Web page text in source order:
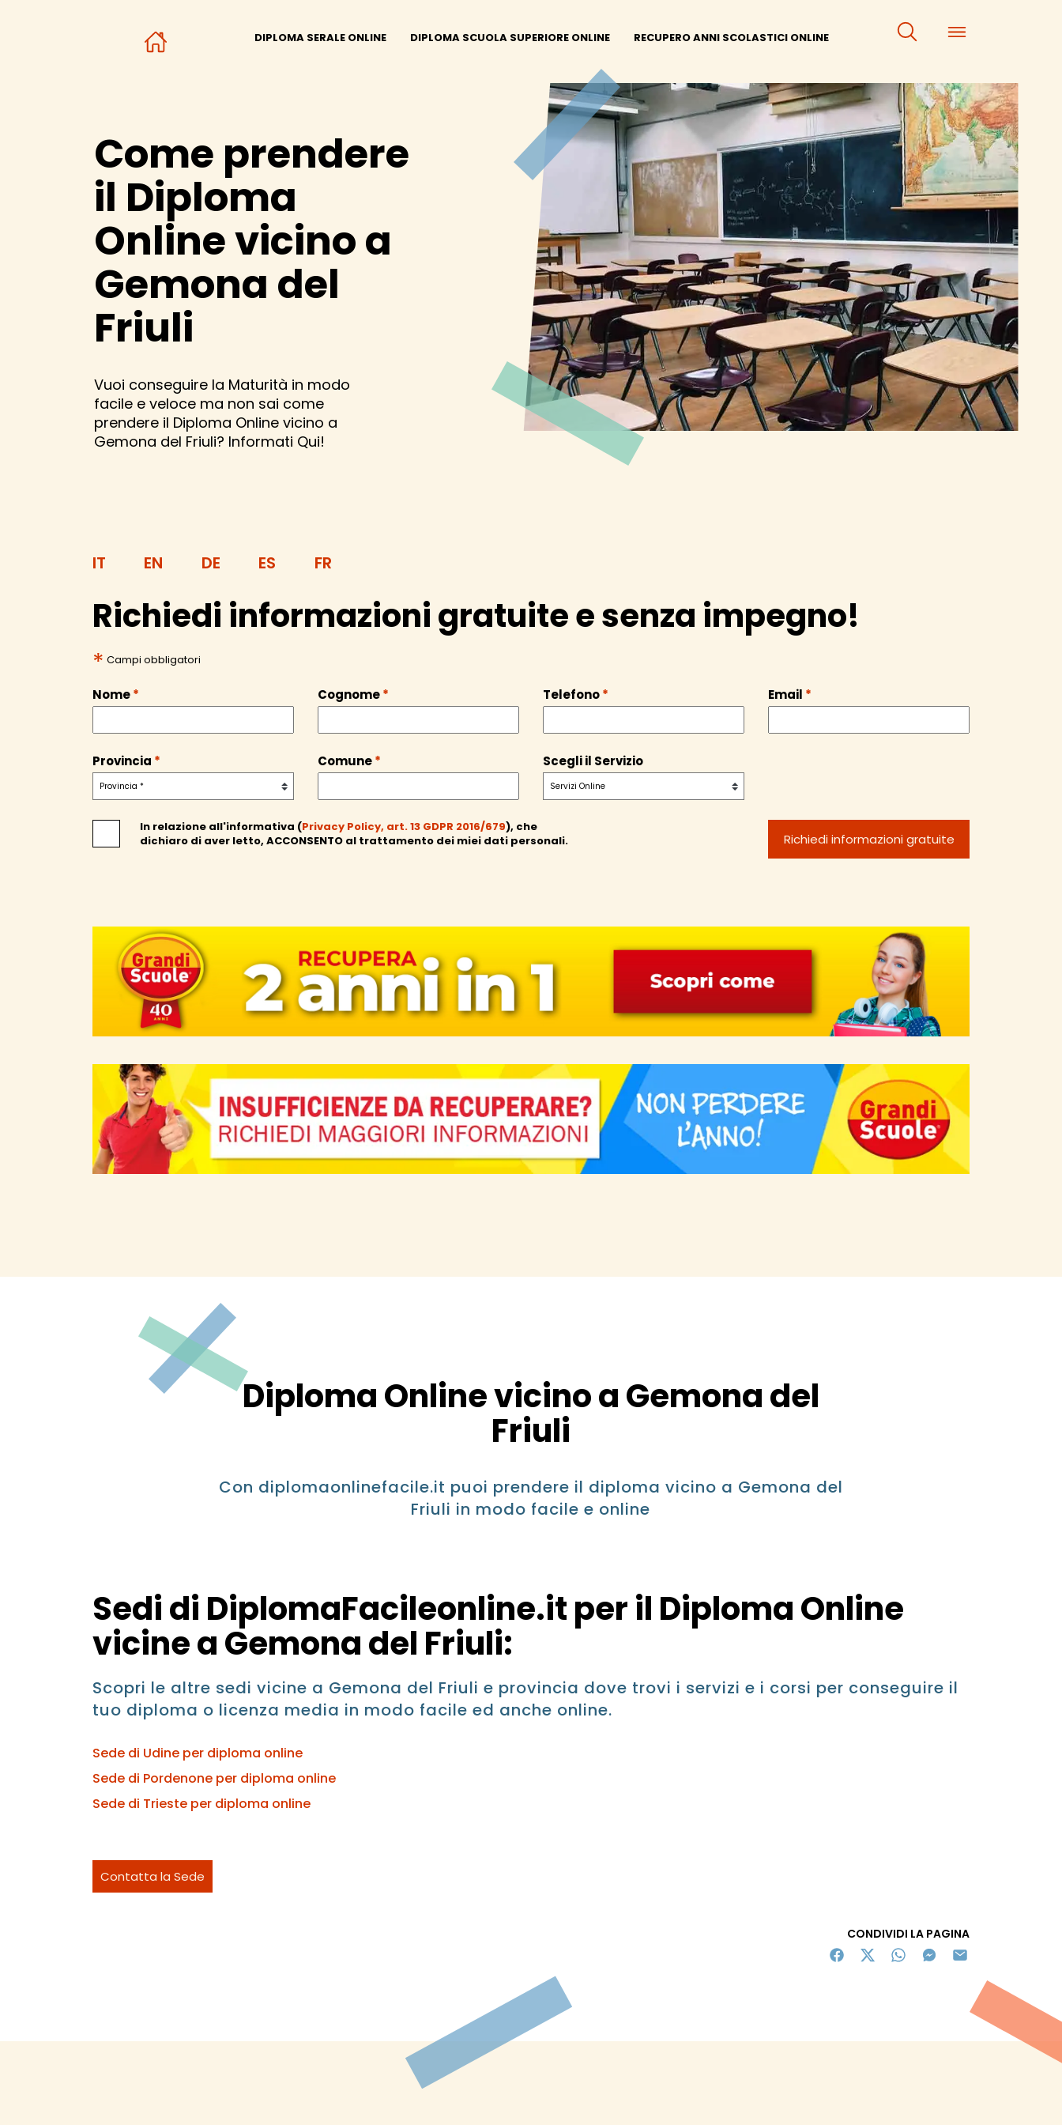
DIPLOMA SERALE ONLINE DIPLOMA SCUOLA SUPERIORE ONLINE RECUPERO ANNI SCOLASTICI ONLINE
Come prendere
il Diploma
Online vicino a
Gemona del
Friuli
Vuoi conseguire la Maturità in modo
facile e veloce ma non sai come
prendere il Diploma Online vicino a
Gemona del Friuli? Informati Qui!
IT EN DE ES FR
Richiedi informazioni gratuite e senza impegno!
* Campi obbligatori
Nome* Cognome* Telefono* Email *
Provincia * Comune* Scegli il Servizio
In relazione all'informativa (Privacy Policy, art. 13 GDPR 2016/679), che
dichiaro di aver letto, ACCONSENTO al trattamento dei miei dati personali.
Diploma Online vicino a Gemona del
Friuli
Con diplomaonlinefacile.it puoi prendere il diploma vicino a Gemona del
Friuli in modo facile e online
Sedi di DiplomaFacileonline.it per il Diploma Online
vicine a Gemona del Friuli:
Scopri le altre sedi vicine a Gemona del Friuli e provincia dove trovi i servizi e i corsi per conseguire il
tuo diploma o licenza media in modo facile ed anche online.
Sede di Udine per diploma online
Sede di Pordenone per diploma online
Sede di Trieste per diploma online
Contatta la Sede
CONDIVIDI LA PAGINA